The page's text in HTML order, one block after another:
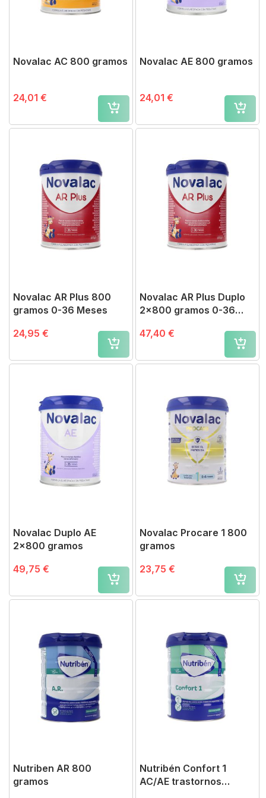
Novalac AC 800 gramos
24,01 €
Novalac AE 800 gramos
24,01 €
Novalac AR Plus 800
gramos 0-36 Meses
24,95 €
Novalac AR Plus Duplo
2x800 gramos 0-36
47,40 €
Novalac Duplo AE
2x800 gramos
49,75 €
Novalac Procare 1 800
gramos
23,75 €
Nutriben AR 800
gramos
Nutribén Confort 1
AC/AE trastornos